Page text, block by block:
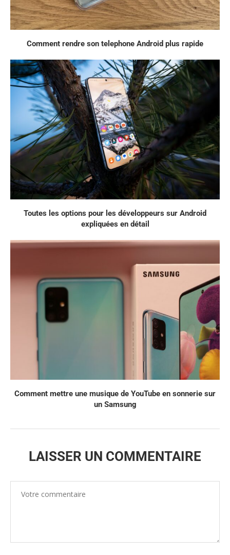
Comment rendre son telephone Android plus rapide
Toutes les options pour les développeurs sur Android
expliquées en détail
Comment mettre une musique de YouTube en sonnerie sur
un Samsung
LAISSER UN COMMENTAIRE